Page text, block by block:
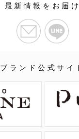
ブランド公式サイ
最新情報をお届け